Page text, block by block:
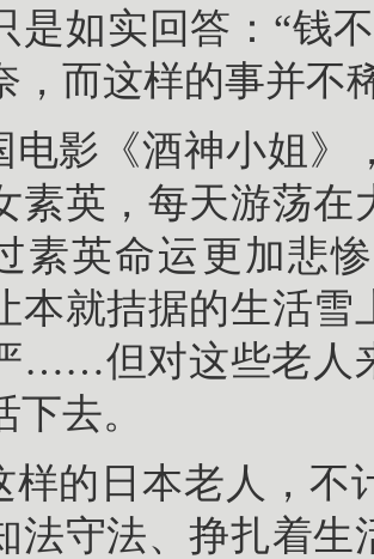
是如实回答：“钱
，而这样的事并不
电影《酒神小姐》
素英，每天游荡在
素英命运更加悲
本就拮据的生活
……但对这些老人
下去。
样的日本老人，不
法守法、挣扎着